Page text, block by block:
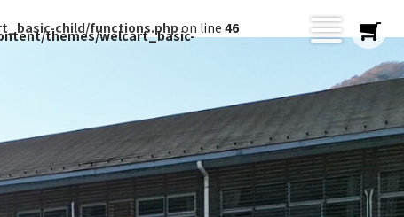
child/functions.php on line 46
themes/welcart_basic-